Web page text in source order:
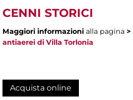
CENNI STORICI
Maggiori informazioni alla pagina >
antiaerei di Villa Torlonia
Acquista online